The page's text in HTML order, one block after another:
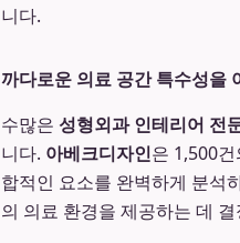
니다.
까다로운 의료 공간 특수성을
수많은 성형외과 인테리어 전
니다. 아베크디자인은 1,500
합적인 요소를 완벽하게 분석
의 의료 환경을 제공하는 데